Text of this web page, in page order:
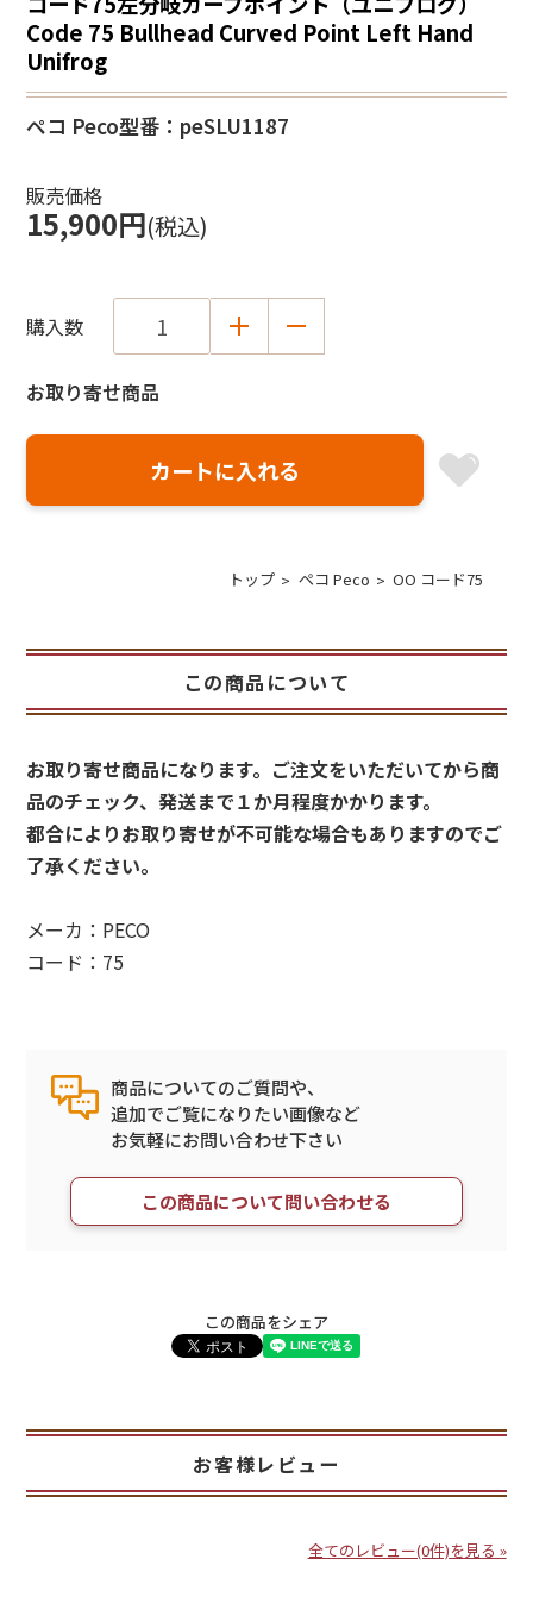
Code 75 Bullhead Curved Point Left Hand
Unifrog
ペコ Peco型番：peSLU1187
販売価格
15,900円(税込)
購入数
お取り寄せ商品
トップ ペコ Peco OO コード75
この商品について
お取り寄せ商品になります。ご注文をいただいてから商
品のチェック、発送まで１か月程度かかります。
都合によりお取り寄せが不可能な場合もありますのでご
了承ください。
メーカ：PECO
コード：75
商品についてのご質問や、
追加でご覧になりたい画像など
お気軽にお問い合わせ下さい
この商品について問い合わせる
この商品をシェア
お客様レビュー
全てのレビュー(0件)を見る »